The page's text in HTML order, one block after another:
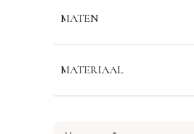
MATEN
MATERIAAL